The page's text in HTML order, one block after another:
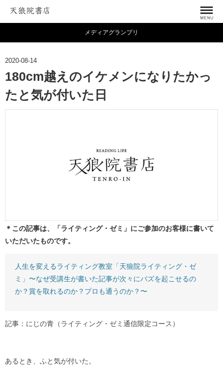
メディアグランプリ
2020-08-14
180cm越えのイケメンになりたかっ
たと気が付いた日
＊この記事は、「ライティング・ゼミ」にご参加のお客様に書いて
いただいたものです。
人生を変えるライティング教室「天狼院ライティング・ゼ
ミ」〜なぜ受講生が書いた記事が次々にバズを起こせるの
か？賞を取れるのか？プロも通うのか？〜
記事：にじの青（ライティング・ゼミ通信限定コース）
あるとき、ふと気が付いた。